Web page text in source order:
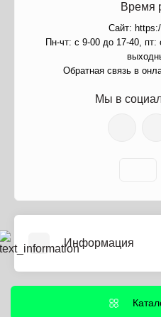
Время
Сайт:
Пн-чт: с 9-00 до 17-40,
Обратная связь в
Мы в
Информация
Информация о доставке